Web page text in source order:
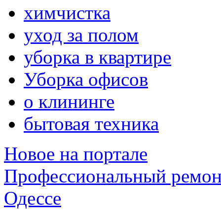
химчистка
уход за полом
уборка в квартире
Уборка офисов
о клининге
бытовая техника
Новое на портале
Профессиональный
Одессе